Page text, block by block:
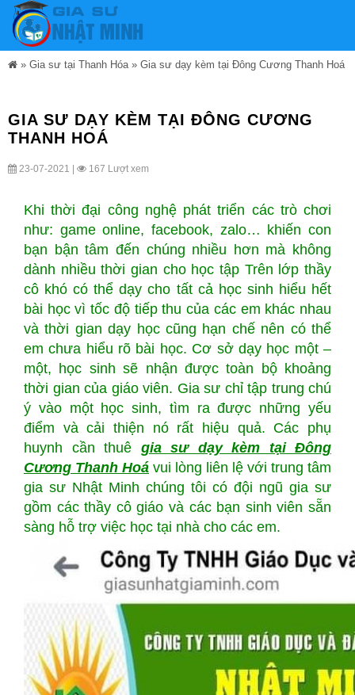
» Gia sư tại Thanh Hóa» Gia sư dạy kèm tại Đông Cương Thanh Hoá
GIA SƯ DẠY KÈM TẠI ĐÔNG CƯƠNG
THANH HOÁ
23-07-2021 | 167 Lượt xem
Khi thời đại công nghệ phát triển các trò chơi
như: game online, facebook, zalo… khiến con
bạn bận tâm đến chúng nhiều hơn mà không
dành nhiều thời gian cho học tập Trên lớp thầy
cô khó có thể dạy cho tất cả học sinh hiểu hết
bài học vì tốc độ tiếp thu của các em khác nhau
và thời gian dạy học cũng hạn chế nên có thể
em chưa hiểu rõ bài học. Cơ sở dạy học một –
một, học sinh sẽ nhận được toàn bộ khoảng
thời gian của giáo viên. Gia sư chỉ tập trung chú
ý vào một học sinh, tìm ra được những yếu
điểm và cải thiện nó rất hiệu quả. Các phụ
huynh cần thuê gia sư dạy kèm tại Đông
Cương Thanh Hoá vui lòng liên lệ với trung tâm
gia sư Nhật Minh chúng tôi có đội ngũ gia sư
gồm các thầy cô giáo và các bạn sinh viên sẵn
sàng hỗ trợ việc học tại nhà cho các em.